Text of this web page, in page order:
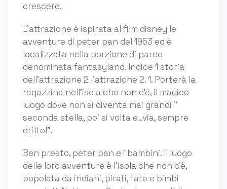
crescere.
L'attrazione è ispirata al film disney le
avventure di peter pan del 1953 ed è
localizzata nella porzione di parco
denominata fantasyland. Indice 1 storia
dell'attrazione 2 l'attrazione 2. 1. Porterà la
ragazzina nell’isola che non c’è, il magico
luogo dove non si diventa mai grandi ”
seconda stella, poi si volta e…via, sempre
dritto!”.
Ben presto, peter pan e i bambini. Il luogo
delle loro avventure è l’isola che non c’è,
popolata da indiani, pirati, fate e bimbi